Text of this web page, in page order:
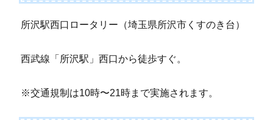
所沢駅西口ロータリー（埼玉県所沢市くすのき台）
西武線「所沢駅」西口から徒歩すぐ。
※交通規制は10時〜21時まで実施されます。